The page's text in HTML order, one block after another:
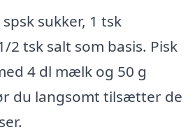
sukker, 1 tsk
2 tsk salt som basis. Pisk
4 dl mælk og 50 g
du langsomt tilsætter de